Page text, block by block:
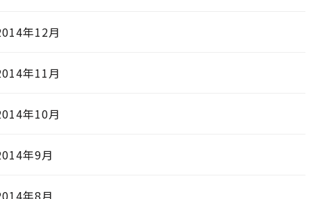
年12月
年11月
年10月
年9月
年8月